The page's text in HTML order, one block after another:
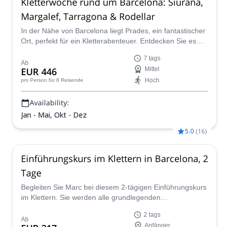
Margalef, Tarragona & Rodellar
In der Nähe von Barcelona liegt Prades, ein fantastischer
Ort, perfekt für ein Kletterabenteuer. Entdecken Sie es
Siurana, Margalef, Tarragona & Rodellar mit Toti, einem
IFMGA-zertifizierten Führer.
Ab
EUR 446
pro Person für 8 Reisende
7 tags
Mittel
Hoch
Availability:
Jan - Mai, Okt - Dez
5.0 (16)
Einführungskurs im Klettern in Barcelona, 2
Tage
Begleiten Sie Marc bei diesem 2-tägigen Einführungskurs
im Klettern. Sie werden alle grundlegenden
erlernen, während Sie einige der schönsten und
Ab
2 tags
Anfänger